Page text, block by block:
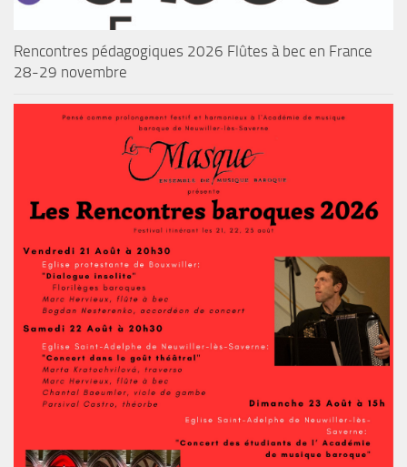
Rencontres pédagogiques 2026 Flûtes à bec en France
28-29 novembre